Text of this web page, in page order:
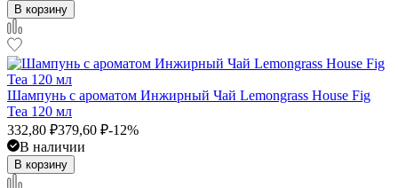
В корзину
Шампунь с ароматом Инжирный Чай Lemongrass House Fig
Tea 120 мл
332,80 ₽379,60 ₽-12%
В наличии
В корзину